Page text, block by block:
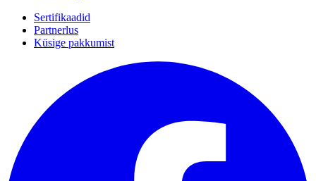
Sertifikaadid
Partnerlus
Küsige pakkumist